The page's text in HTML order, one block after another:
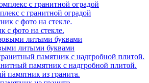
с гранитной оградой
с фото на стекле.
литыми буквами
памятник с надгробной плитой.